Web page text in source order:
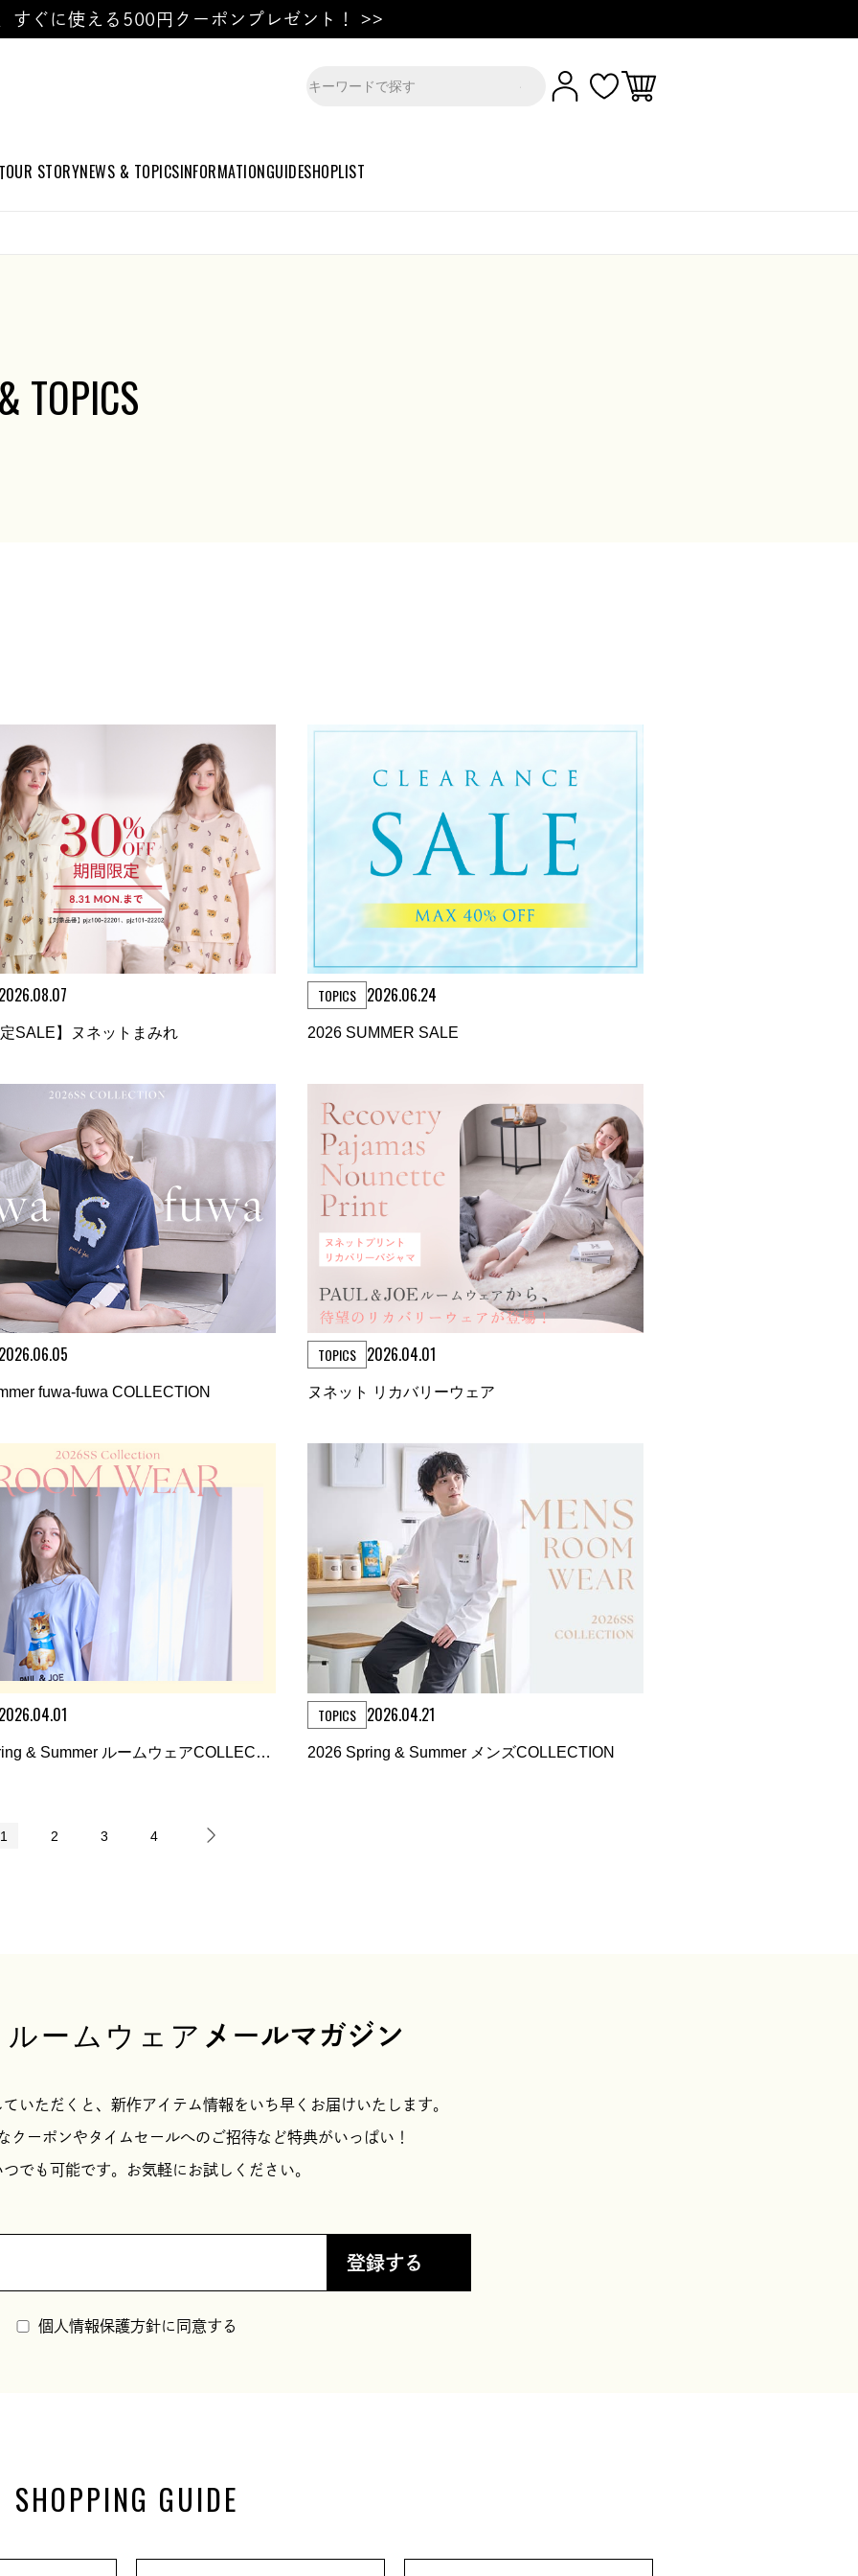
OUR STORYNEWS & TOPICSINFORMATIONGUIDESHOPLIST
すぐに使える500円クーポンプレゼント！ >>
TOPICS
SALE】ヌネットまみれ
TOPICS 2026.06.24
2026 SUMMER SALE
fuwa-fuwa COLLECTION
TOPICS 2026.04.01
ヌネット リカバリーウェア
& Summer ルームウェアCOLLECTI
TOPICS 2026.04.21
2026 Spring & Summer メンズCOLLECTION
1 2 3 4
ルームウェア メールマガジン
いただくと、新作アイテム情報をいち早くお届けいたします。
クーポンやタイムセールへのご招待など特典がいっぱい！
でも可能です。お気軽にお試しください。
登録する
個人情報保護方針に同意する
SHOPPING GUIDE